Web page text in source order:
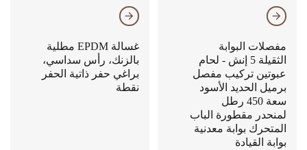
𐃔
مفصلات البوابة
الثقيلة 5 إنش - لحام
عبوتين تركيب مفصل
برميل الحديد الأسود
سعة 450 رطل
لمنحدر مقطورة الباب
المتحرك بوابة معدنية
بوابة القيادة
𐃔
غسالة EPDM مطلية
بالزنك، رأس سداسي،
براغي حفر ذاتية الحفر
نقطة